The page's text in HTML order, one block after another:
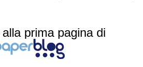
prima pagina di